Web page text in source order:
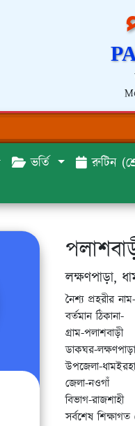
ভর্তি রুটিন
লক্ষণপাড়া,
নৈশ্য প্রহরীর
বর্তমান ঠিকানা-
গ্রাম-পলাশবাড়ী
ডাকঘর-লক্ষণপাড়া
উপজেলা-
জেলা-নওগাঁ
বিভাগ-রাজশাহী
সর্বশেষ